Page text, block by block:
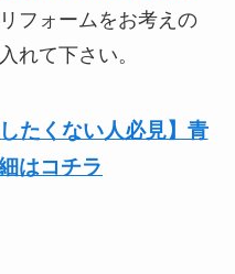
リフォームをお考えの
れて下さい。
たくない人必見】青
はコチラ